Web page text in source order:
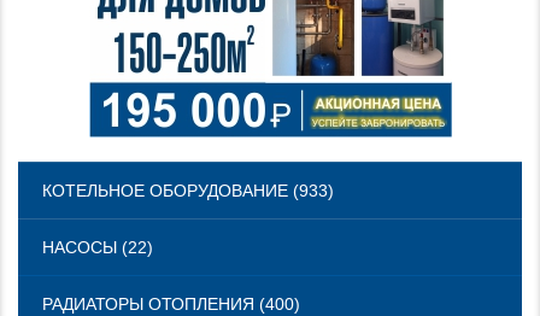
КОТЕЛЬНОЕ ОБОРУДОВАНИЕ (933)
НАСОСЫ (22)
РАДИАТОРЫ ОТОПЛЕНИЯ (400)